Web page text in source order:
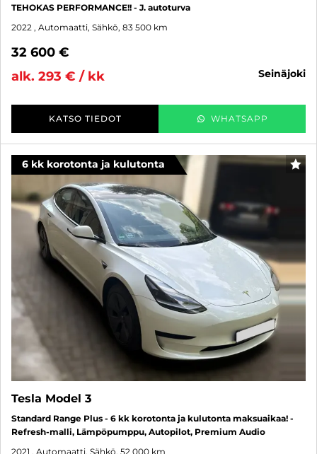
TEHOKAS PERFORMANCE!! - J. autoturva
2022 , Automaatti, Sähkö, 83 500 km
32 600 €
alk. 293 € / kk
seinäjoki
KATSO TIEDOT WHATSAPP
6 kk korotonta ja kulutonta
Tesla Model 3
Standard Range Plus - 6 kk korotonta ja kulutonta maksuaikaa! -
Refresh-malli, Lämpöpumppu, Autopilot, Premium Audio
2021 , Automaatti, Sähkö, 52 000 km